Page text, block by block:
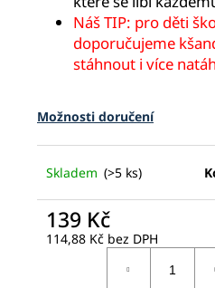
Náš TIP: pro děti
doporučujeme
stáhnout i více
Možnosti doručení
Skladem (>5 ks)
139 Kč
114,88 Kč bez DPH